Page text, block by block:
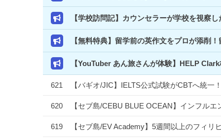
【学校訪問記】カウンセラーが学校を視察
【無料特典】留学前の英作文をプロが添削
【YouTuber あん旅さんが体験】HELP
621 【バギオ/JIC】IELTS公式試験がCBTへ統
620 【セブ島/CEBU BLUE OCEAN】インフル
619 【セブ島/EV Academy】5週間以上のフィ